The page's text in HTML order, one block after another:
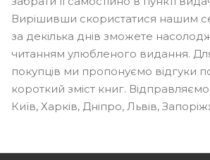
Вирішивши скористатися нашим
за декілька днів зможете
читанням улюбленого видання.
покупців ми пропонуємо відгуки
короткий зміст книг.
Київ, Харків, Дніпро, Львів,